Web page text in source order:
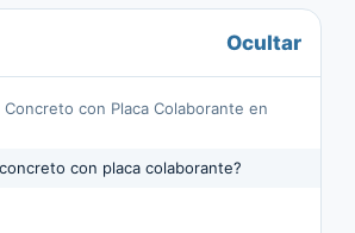
Ocultar
con Placa Colaborante en
con placa colaborante?